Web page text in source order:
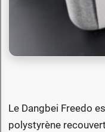
Le Dangbei Freedo
polystyrène